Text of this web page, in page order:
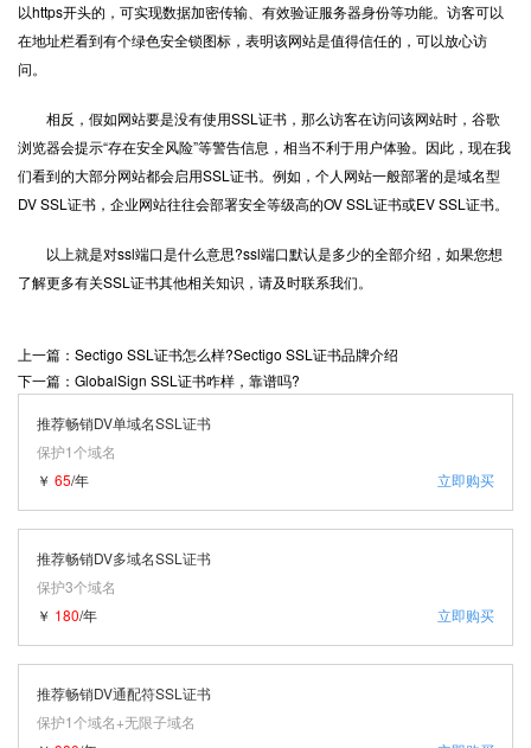
以https开头的，可实现数据加密传输、有效验证服务器身份等功能。访客可以
在地址栏看到有个绿色安全锁图标，表明该网站是值得信任的，可以放心访
问。
相反，假如网站要是没有使用SSL证书，那么访客在访问该网站时，谷歌
浏览器会提示“存在安全风险”等警告信息，相当不利于用户体验。因此，现在我
们看到的大部分网站都会启用SSL证书。例如，个人网站一般部署的是域名型
DV SSL证书，企业网站往往会部署安全等级高的OV SSL证书或EV SSL证书。
以上就是对ssl端口是什么意思?ssl端口默认是多少的全部介绍，如果您想
了解更多有关SSL证书其他相关知识，请及时联系我们。
上一篇：Sectigo SSL证书怎么样?Sectigo SSL证书品牌介绍
下一篇：GlobalSign SSL证书咋样，靠谱吗?
推荐畅销DV单域名SSL证书
保护1个域名
立即购买
￥ 65/年
推荐畅销DV多域名SSL证书
保护3个域名
立即购买
￥ 180/年
推荐畅销DV通配符SSL证书
保护1个域名+无限子域名